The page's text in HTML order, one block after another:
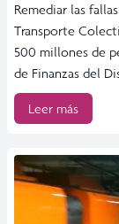
Remediar las
Transporte
500 millones de
de Finanzas del
Leer más